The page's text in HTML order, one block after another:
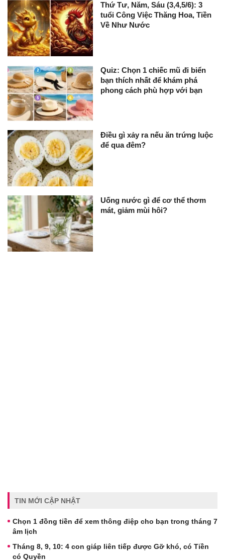
Thứ Tư, Năm, Sáu (3,4,5/6): 3
tuổi Công Việc Thăng Hoa, Tiền
Về Như Nước
Quiz: Chọn 1 chiếc mũ đi biển
bạn thích nhất để khám phá
phong cách phù hợp với bạn
Điều gì xảy ra nếu ăn trứng luộc
để qua đêm?
Uống nước gì để cơ thể thơm
mát, giảm mùi hôi?
TIN MỚI CẬP NHẬT
Chọn 1 đồng tiền để xem thông điệp cho bạn trong tháng 7
âm lịch
Tháng 8, 9, 10: 4 con giáp liên tiếp được Gỡ khó, có Tiền
có Quyền